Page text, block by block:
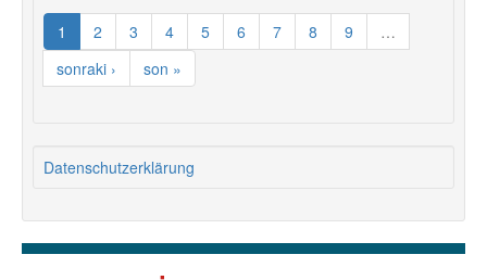
1 2 3 4 5 6 7 8 9
…
sonraki ›
son »
Datenschutzerklärung